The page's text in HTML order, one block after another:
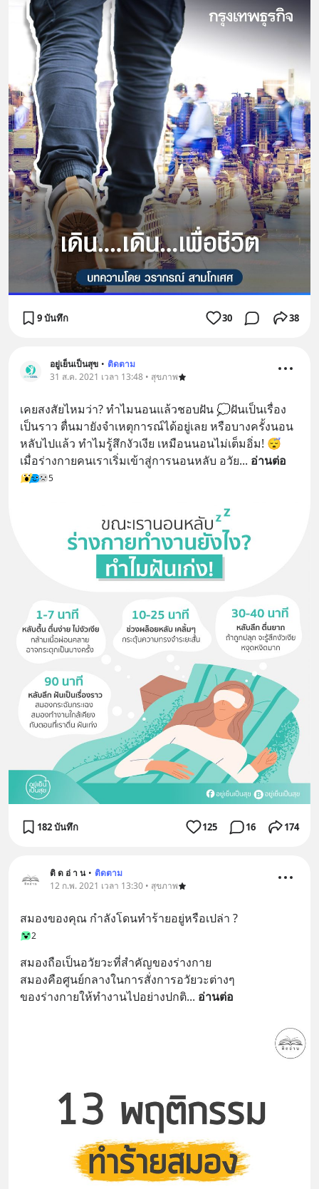
9 บันทึก 30 38
อยู่เย็นเป็นสุข • ติดตาม
31 ส.ค. 2021 เวลา 13:48 • สุขภาพ
เคยสงสัยไหมว่า? ทำไมนอนแล้วชอบฝัน 💭ฝันเป็นเรื่อง
เป็นราว ตื่นมายังจำเหตุการณ์ได้อยู่เลย หรือบางครั้งนอน
หลับไปแล้ว ทำไมรู้สึกงัวเงีย เหมือนนอนไม่เต็มอิ่ม! 😴
เมื่อร่างกายคนเราเริ่มเข้าสู่การนอนหลับ อวัย... อ่านต่อ
5
182 บันทึก 125 16 174
ติ ด อ่ า น • ติดตาม
12 ก.พ. 2021 เวลา 13:30 • สุขภาพ
สมองของคุณ กำลังโดนทำร้ายอยู่หรือเปล่า ?
2
สมองถือเป็นอวัยวะที่สำคัญของร่างกาย
สมองคือศูนย์กลางในการสั่งการอวัยวะต่างๆ
ของร่างกายให้ทำงานไปอย่างปกติ... อ่านต่อ